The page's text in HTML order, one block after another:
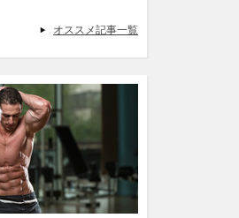
オススメ記事一覧